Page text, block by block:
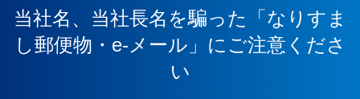
当社名、当社長名を騙った「なりすま
し郵便物・e-メール」にご注意くださ
い